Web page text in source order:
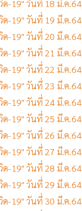
ด-19" วันที่ 18 มี.ค.64
ด-19" วันที่ 19 มี.ค.64
ด-19" วันที่ 20 มี.ค.64
ด-19" วันที่ 21 มี.ค.64
ด-19" วันที่ 22 มี.ค.64
ด-19" วันที่ 23 มี.ค.64
ด-19" วันที่ 24 มี.ค.64
ด-19" วันที่ 25 มี.ค.64
ด-19" วันที่ 26 มี.ค.64
ด-19" วันที่ 27 มี.ค.64
ด-19" วันที่ 28 มี.ค.64
ด-19" วันที่ 29 มี.ค.64
ด-19" วันที่ 30 มี.ค.64